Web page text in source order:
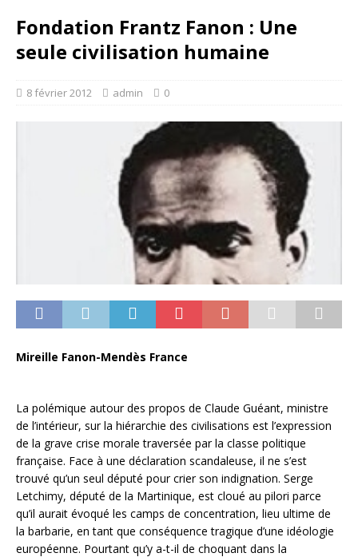
Fondation Frantz Fanon : Une
seule civilisation humaine
8 février 2012 admin 0
Mireille Fanon-Mendès France
La polémique autour des propos de Claude Guéant, ministre
de l’intérieur, sur la hiérarchie des civilisations est l’expression
de la grave crise morale traversée par la classe politique
française. Face à une déclaration scandaleuse, il ne s’est
trouvé qu’un seul député pour crier son indignation. Serge
Letchimy, député de la Martinique, est cloué au pilori parce
qu’il aurait évoqué les camps de concentration, lieu ultime de
la barbarie, en tant que conséquence tragique d’une idéologie
européenne. Pourtant qu’y a-t-il de choquant dans la